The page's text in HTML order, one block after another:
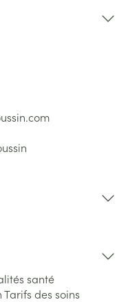
santé
Tarifs des soins